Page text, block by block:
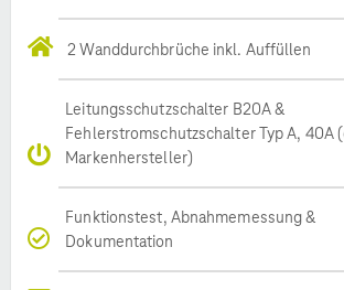
2 Wanddurchbrüche inkl. Auffüllen
Leitungsschutzschalter B20A &
Fehlerstromschutzschalter Typ A, 40A
Markenhersteller)
Funktionstest, Abnahmemessung &
Dokumentation